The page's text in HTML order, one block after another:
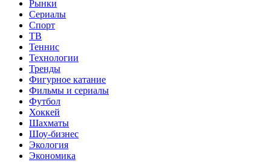
Рынки
Сериалы
Спорт
ТВ
Теннис
Технологии
Тренды
Фигурное катание
Фильмы и сериалы
Футбол
Хоккей
Шахматы
Шоу-бизнес
Экология
Экономика